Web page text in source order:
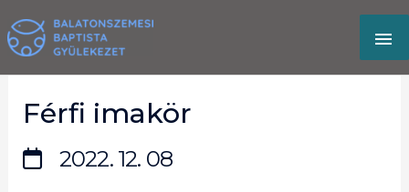
to
content
Férfi imakör
2022. 12. 08